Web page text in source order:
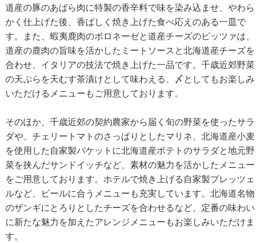
道産の豚のあばら肉に特製の香辛料で味を染み込ませ、やわら
かく仕上げた後、香ばしく焼き上げた食べ応えのある一皿で
す。また、蝦夷鹿肉のボロネーゼと道産チーズのピッツァは、
道産の鹿肉の旨味を活かしたミートソースと北海道産チーズを
合わせ、イタリアの技法で焼き上げた一品です。千歳近郊野菜
の天ぷらを天むす茶漬けとして味わえる、〆としてもお楽しみ
いただけるメニューもご用意しております。
そのほか、千歳近郊の契約農家から届く旬の野菜を使ったサラ
ダや、チェリートマトのさっぱりとしたマリネ、北海道産小麦
を使用した自家製バケットに北海道産ポテトのサラダと地元野
菜を挟んだサンドイッチなど、素材の魅力を活かしたメニュー
をご用意しております。ホテルで焼き上げる自家製プレッツェ
ルなど、ビールに合うメニューも充実しています。北海道名物
のザンギにとろりとしたチーズを合わせるなど、定番の味わい
に新たな魅力を加えたアレンジメニューもお楽しみいただけま
す。